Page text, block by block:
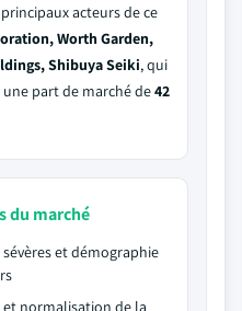
principaux acteurs de ce
Worth Garden,
Shibuya Seiki, qui
part de marché de42
du marché
et démographie
et normalisation de la